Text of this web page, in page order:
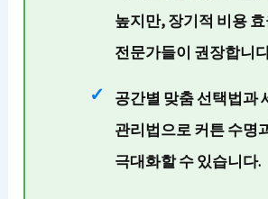
높지만, 장기적 비용
전문가들이 권장합니
공간별 맞춤 선택법과
관리법으로 커튼 수명
극대화할 수 있습니다.